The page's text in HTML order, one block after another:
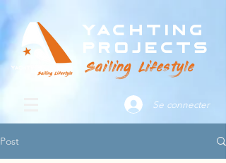
Yachting
Projects
Sailing Lifestyle
Se connecter
Post